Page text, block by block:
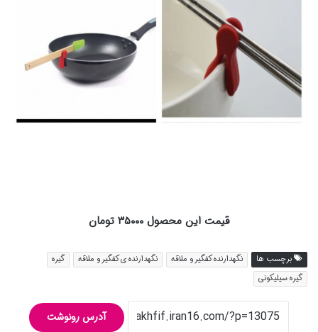
قیمت این محصول ۳۵۰۰۰ تومان
برچسب ها نگهدارنده کفگیر و ملاقه نگهدارنده ی کفگیر و ملاقه
گیره
گیره سیلیکونی
آدرس رونوشت